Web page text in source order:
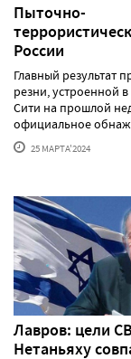
Пыточно-
России
Главный результат
резни, устроенной
Сити на прошлой
официальное
25 МАРТА'2024
Лавров: цели
Нетаньяху